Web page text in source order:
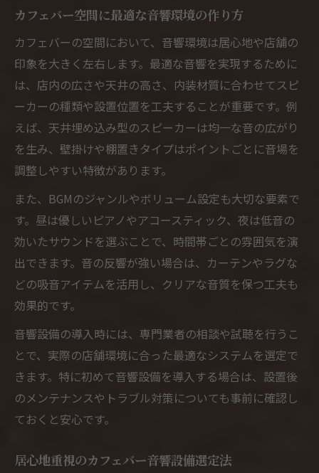
カフェバーの店舗音響設備選びの要点
飲食店スピーカー導入で印象を変える方法
空間演出に強いカフェバー音響設計の工夫
居心地重視ならどんなスピーカーが正解か
カフェバー居心地を高めるスピーカー選び
カフェスピーカーおすすめ機器の特徴解説
カフェバーに合う飲食店スピーカー選定術
カフェバー空間演出に向く音響モデル選び
居心地重視カフェバーのスピーカー配置法
カフェバーに最適な音響の設計ポイント
カフェバー音響設計で重視すべきポイント
カフェバー向け店舗音響設備の設計ノウハ
カフェバー音響設計で差がつく演出の技
快適空間を生むBGMとスピーカー活用術
カフェバーBGMが快適空間をつくる理由
ト
カフェバー空間に最適な音響環境の作り方
カフェバーの空間において、音響環境は居心地や店舗の
印象を大きく左右します。最適な音響を実現するために
は、店内の広さや天井の高さ、内装材質に合わせてスピ
ーカーの種類や設置位置を工夫することが重要です。例
えば、天井埋め込み型のスピーカーは均一な音の広がり
を生み、壁掛けや棚置きタイプはポイントごとに音場を
調整しやすい特徴があります。
また、BGMのジャンルやボリューム設定も大切な要素で
す。昼は優しいピアノやアコースティック、夜は低音の
効いたサウンドを選ぶことで、時間帯ごとの雰囲気を演
出できます。音の反響が強い場合は、カーテンやラグな
どの吸音アイテムを活用し、クリアな音質を保つ工夫も
効果的です。
音響設備の導入時には、専門業者の相談や試聴を行うこ
とで、実際の店舗環境に合った最適なシステムを選定で
きます。特に初めて音響設備を導入する場合は、設置後
のメンテナンスやトラブル対策についても事前に確認し
ておくと安心です。
居心地重視のカフェバー音響設備選定法